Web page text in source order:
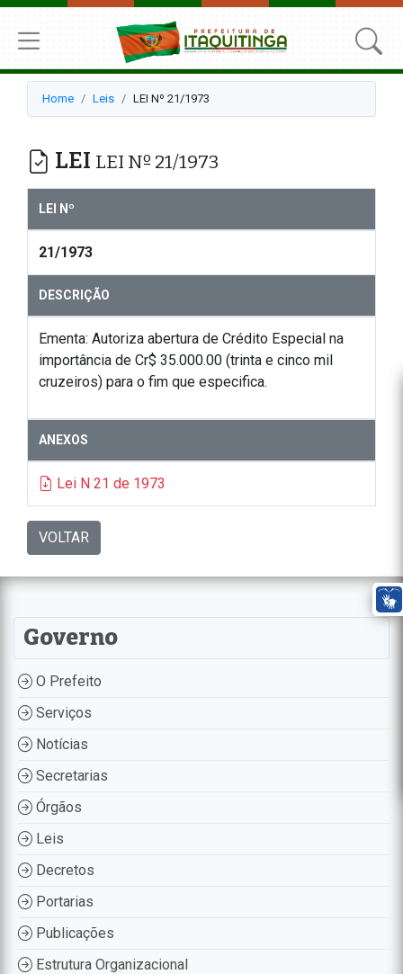
Home Leis LEI Nº 21/1973
LEI LEI Nº 21/1973
LEI Nº
21/1973
DESCRIÇÃO
Ementa: Autoriza abertura de Crédito Especial na
importância de Cr$ 35.000.00 (trinta e cinco mil
cruzeiros) para o fim que especifica.
ANEXOS
Lei N 21 de 1973
VOLTAR
Governo
O Prefeito
Serviços
Notícias
Secretarias
Órgãos
Leis
Decretos
Portarias
Publicações
Estrutura Organizacional